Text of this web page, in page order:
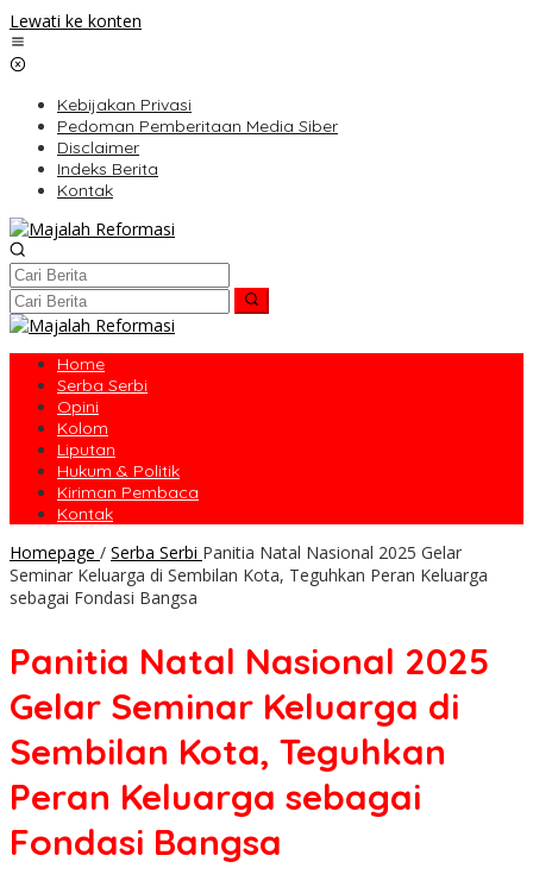
Lewati ke konten
Kebijakan Privasi
Pedoman Pemberitaan Media Siber
Disclaimer
Indeks Berita
Kontak
Home
Serba Serbi
Opini
Kolom
Liputan
Hukum & Politik
Kiriman Pembaca
Kontak
Homepage / Serba Serbi Panitia Natal Nasional 2025 Gelar
Seminar Keluarga di Sembilan Kota, Teguhkan Peran Keluarga
sebagai Fondasi Bangsa
Panitia Natal Nasional 2025
Gelar Seminar Keluarga di
Sembilan Kota, Teguhkan
Peran Keluarga sebagai
Fondasi Bangsa